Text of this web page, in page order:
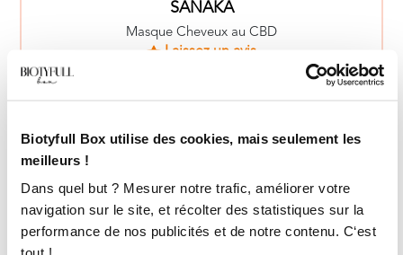
Biotyfull Box utilise des cookies, mais seulement les
meilleurs !
Dans quel but ? Mesurer notre trafic, améliorer votre
navigation sur le site, et récolter des statistiques sur la
performance de nos publicités et de notre contenu. C‘est
Déodorant au Chanvre
Laissez un avis
50ml - 15.00€